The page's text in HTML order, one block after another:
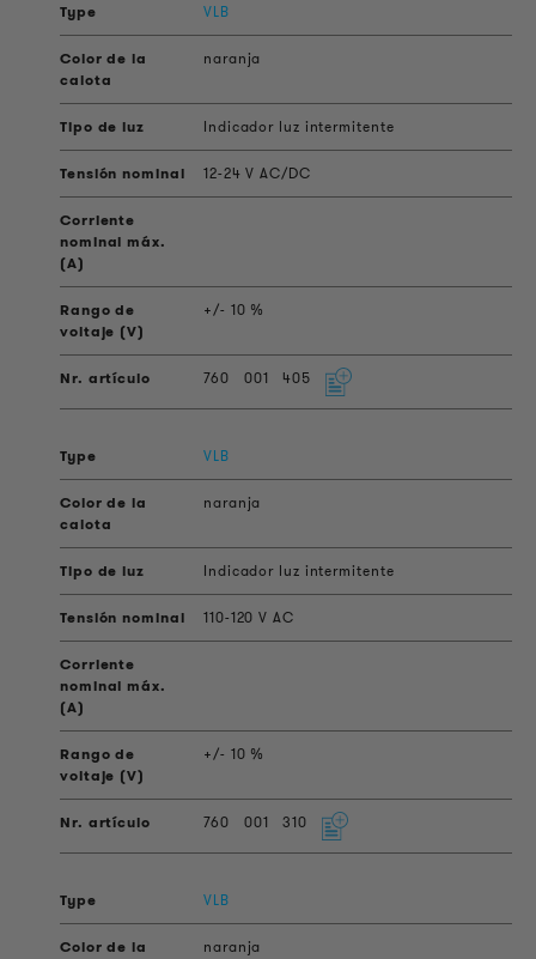
VLB
naranja
Indicador luz intermitente
12-24 V AC/DC
+/- 10 %
760 001 405
VLB
naranja
Indicador luz intermitente
110-120 V AC
+/- 10 %
760 001 310
VLB
naranja